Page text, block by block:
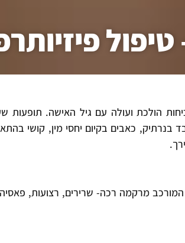
השכיחות הולכת ועולה עם גיל האישה.
כאבים בקיום יחסי מין, קושי
מרקמה רכה- שרירים, רצועות, פאסיה